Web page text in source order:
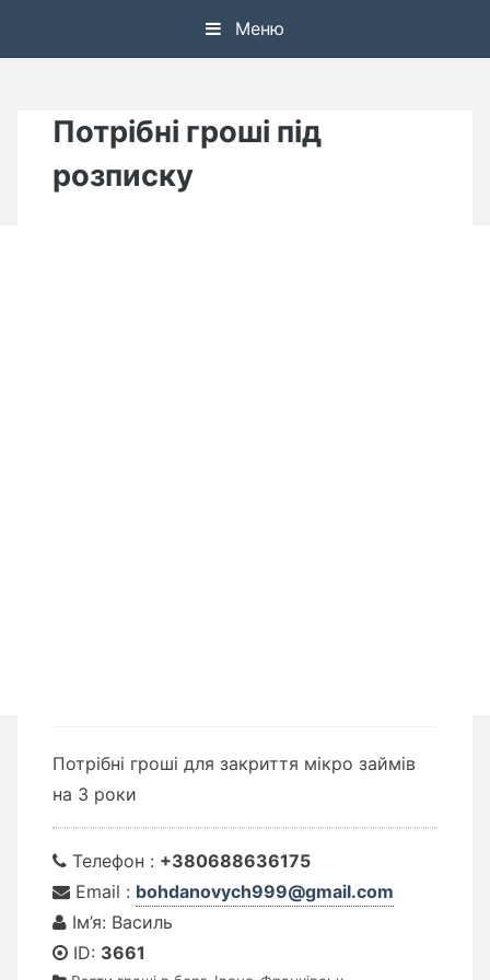
Меню
Потрібні гроші під
розписку
Потрібні гроші для закриття мікро займів
на 3 роки
Телефон : +380688636175
Email : bohdanovych999@gmail.com
Ім’я: Василь
ID: 3661